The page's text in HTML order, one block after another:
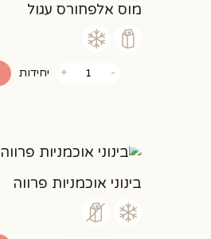
מוס אלפחורס עגול
-של
+ יחידות
בינוני אוכמניות פרווה